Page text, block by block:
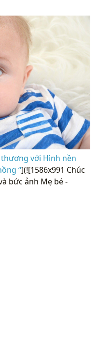
thương với Hình nền
“](![1586x991 Chúc
bức ảnh Mẹ bé -